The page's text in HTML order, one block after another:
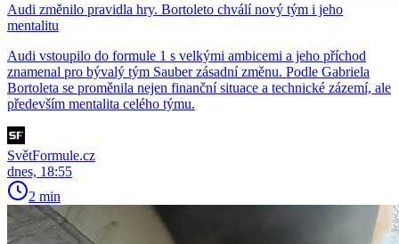
Audi změnilo pravidla hry. Bortoleto chválí nový tým i jeho
mentalitu
Audi vstoupilo do formule 1 s velkými ambicemi a jeho příchod
znamenal pro bývalý tým Sauber zásadní změnu. Podle Gabriela
Bortoleta se proměnila nejen finanční situace a technické zázemí, ale
především mentalita celého týmu.
SvětFormule.cz
dnes, 18:55
2 min